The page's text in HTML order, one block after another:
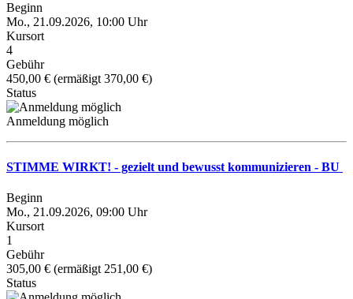
Beginn
Mo., 21.09.2026, 10:00 Uhr
Kursort
4
Gebühr
450,00 € (ermäßigt 370,00 €)
Status
Anmeldung möglich
STIMME WIRKT! - gezielt und bewusst kommunizieren - BU
Beginn
Mo., 21.09.2026, 09:00 Uhr
Kursort
1
Gebühr
305,00 € (ermäßigt 251,00 €)
Status